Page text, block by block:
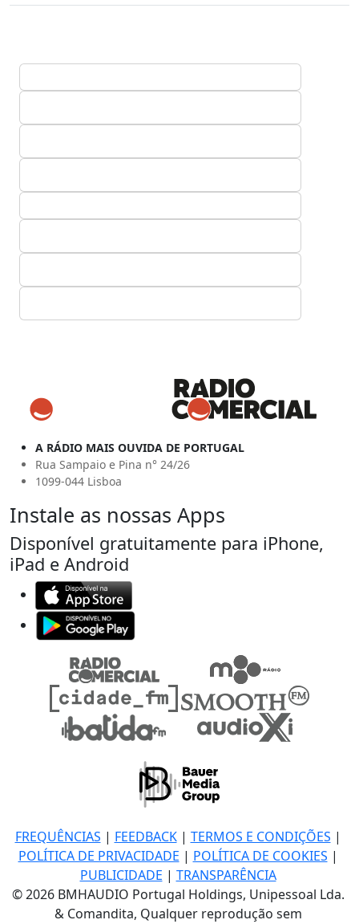
A RÁDIO MAIS OUVIDA DE PORTUGAL
Rua Sampaio e Pina n° 24/26
1099-044 Lisboa
Instale as nossas Apps
Disponível gratuitamente para iPhone,
iPad e Android
FREQUÊNCIAS | FEEDBACK| TERMOS E CONDIÇÕES |
POLÍTICA DE PRIVACIDADE | POLÍTICA DE COOKIES |
PUBLICIDADE | TRANSPARÊNCIA
© 2026 BMHAUDIO Portugal Holdings, Unipessoal Lda.
& Comandita, Qualquer reprodução sem